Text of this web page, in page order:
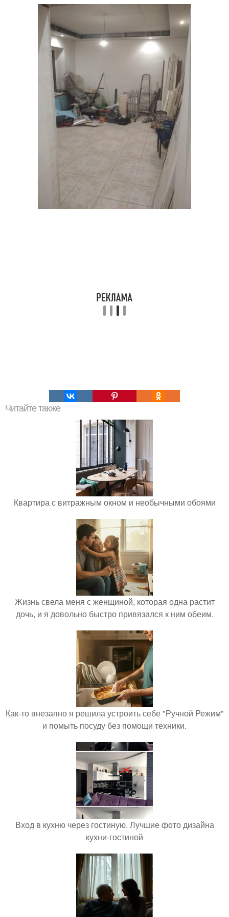
Читайте также
Квартира с витражным окном и необычными обоями
Жизнь свела меня с женщиной, которая одна растит
дочь, и я довольно быстро привязался к ним обеим.
Как-то внезапно я решила устроить себе "Ручной Режим"
и помыть посуду без помощи техники.
Вход в кухню через гостиную. Лучшие фото дизайна
кухни-гостиной